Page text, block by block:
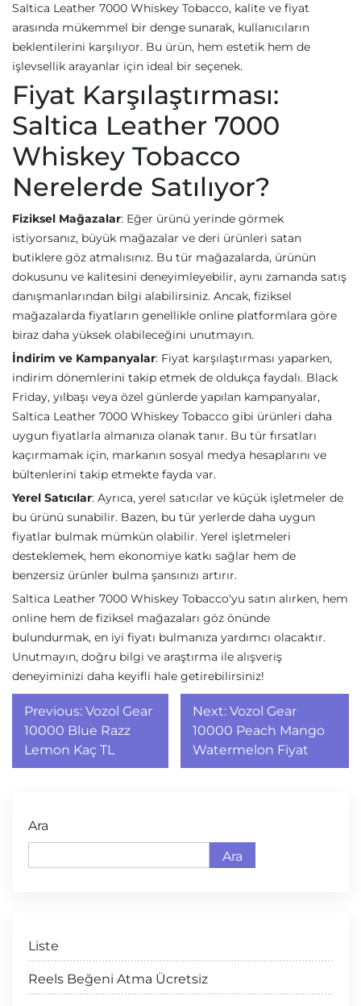
Saltica Leather 7000 Whiskey Tobacco, kalite ve fiyat
arasında mükemmel bir denge sunarak, kullanıcıların
beklentilerini karşılıyor. Bu ürün, hem estetik hem de
işlevsellik arayanlar için ideal bir seçenek.
Fiyat Karşılaştırması:
Saltica Leather 7000
Whiskey Tobacco
Nerelerde Satılıyor?
Fiziksel Mağazalar: Eğer ürünü yerinde görmek
istiyorsanız, büyük mağazalar ve deri ürünleri satan
butiklere göz atmalısınız. Bu tür mağazalarda, ürünün
dokusunu ve kalitesini deneyimleyebilir, aynı zamanda satış
danışmanlarından bilgi alabilirsiniz. Ancak, fiziksel
mağazalarda fiyatların genellikle online platformlara göre
biraz daha yüksek olabileceğini unutmayın.
İndirim ve Kampanyalar: Fiyat karşılaştırması yaparken,
indirim dönemlerini takip etmek de oldukça faydalı. Black
Friday, yılbaşı veya özel günlerde yapılan kampanyalar,
Saltica Leather 7000 Whiskey Tobacco gibi ürünleri daha
uygun fiyatlarla almanıza olanak tanır. Bu tür fırsatları
kaçırmamak için, markanın sosyal medya hesaplarını ve
bültenlerini takip etmekte fayda var.
Yerel Satıcılar: Ayrıca, yerel satıcılar ve küçük işletmeler de
bu ürünü sunabilir. Bazen, bu tür yerlerde daha uygun
fiyatlar bulmak mümkün olabilir. Yerel işletmeleri
desteklemek, hem ekonomiye katkı sağlar hem de
benzersiz ürünler bulma şansınızı artırır.
Saltica Leather 7000 Whiskey Tobacco'yu satın alırken, hem
online hem de fiziksel mağazaları göz önünde
bulundurmak, en iyi fiyatı bulmanıza yardımcı olacaktır.
Unutmayın, doğru bilgi ve araştırma ile alışveriş
deneyiminizi daha keyifli hale getirebilirsiniz!
Yazı
gezinmesi
Previous: Vozol Gear
10000 Blue Razz
Lemon Kaç TL
Next: Vozol Gear
10000 Peach Mango
Watermelon Fiyat
Ara
Ara
Liste
Reels Beğeni Atma Ücretsiz